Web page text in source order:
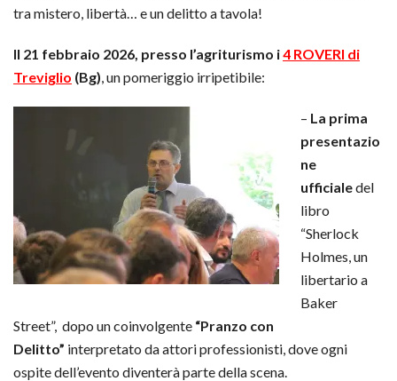
tra mistero, libertà… e un delitto a tavola!
Il 21 febbraio 2026, presso l’agriturismo i4 ROVERI di
Treviglio (Bg) , un pomeriggio irripetibile:
– La prima
presentazio
ne
ufficialedel
libro
“Sherlock
Holmes, un
libertario a
Baker
Street”, dopo un coinvolgente “Pranzo con
Delitto” interpretato da attori professionisti, dove ogni
ospite dell’evento diventerà parte della scena.